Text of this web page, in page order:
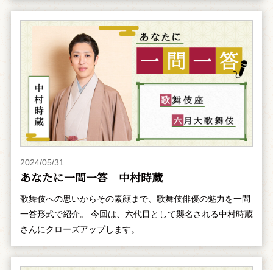
2024/05/31
あなたに一問一答 中村時蔵
歌舞伎への思いからその素顔まで、歌舞伎俳優の魅力を一問
一答形式で紹介。 今回は、六代目として襲名される中村時蔵
さんにクローズアップします。